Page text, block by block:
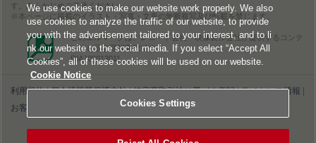
す。あらかじめご了承ください。
本ページに掲載のイラスト・写真・文章の無断複写及び転載を禁じます。
このエルマークは、レコード会社・映像製作会社が提供するコンテ
ンツを示す登録商標です。
RIAJ00013011
利用規約|個人情報等保護方針|特定商取引法に基づく表記|ライセンス情報
お客様情報の外部送信について|Cookies Settings
We use cookies to make our website work properly. We also
use cookies to analyze the traffic of our website, to provide
you with the advertisement tailored to your interest, and to li
nk our website to the social media. If you select “Accept All
Cookies”, all of these cookies will be used on our website.
Cookie Notice
Cookies Settings